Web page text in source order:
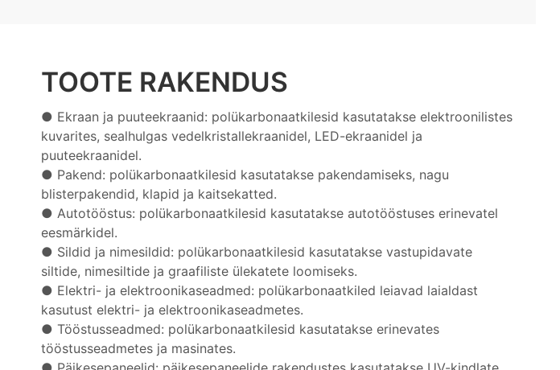
TOOTE RAKENDUS
● Ekraan ja puuteekraanid: polükarbonaatkilesid kasutatakse elektroonilistes
kuvarites, sealhulgas vedelkristallekraanidel, LED-ekraanidel ja
puuteekraanidel.
● Pakend: polükarbonaatkilesid kasutatakse pakendamiseks, nagu
blisterpakendid, klapid ja kaitsekatted.
● Autotööstus: polükarbonaatkilesid kasutatakse autotööstuses erinevatel
eesmärkidel.
● Sildid ja nimesildid: polükarbonaatkilesid kasutatakse vastupidavate
siltide, nimesiltide ja graafiliste ülekatete loomiseks.
● Elektri- ja elektroonikaseadmed: polükarbonaatkiled leiavad laialdast
kasutust elektri- ja elektroonikaseadmetes.
● Tööstusseadmed: polükarbonaatkilesid kasutatakse erinevates
tööstusseadmetes ja masinates.